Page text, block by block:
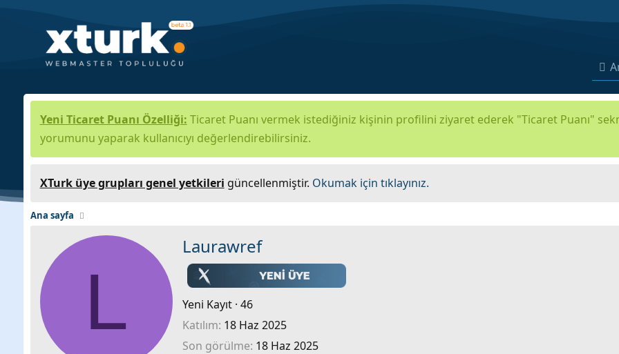
Yeni Ticaret Puanı Özelliği: Ticaret Puanı vermek istediğiniz kişinin profilini ziyaret ederek "Ticaret Puanı"
yorumunu yaparak kullanıcıyı değerlendirebilirsiniz.
XTurk üye grupları genel yetkileri güncellenmiştir. Okumak için tıklayınız.
Ana sayfa
L
Laurawref
Yeni Kayıt · 46
Katılım 18 Haz 2025
Son görülme 18 Haz 2025